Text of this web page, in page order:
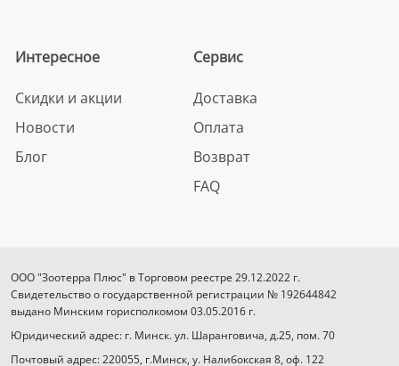
Интересное
Скидки и акции
Новости
Блог
Сервис
Доставка
Оплата
Возврат
FAQ
ООО "Зоотерра Плюс" в Торговом реестре 29.12.2022 г.
Свидетельство о государственной регистрации № 192644842
выдано Минским горисполкомом 03.05.2016 г.
Юридический адрес: г. Минск. ул. Шаранговича, д.25, пом. 70
Почтовый адрес: 220055, г.Минск, у. Налибокская 8, оф. 122